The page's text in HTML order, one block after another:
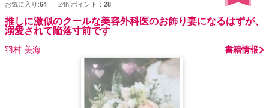
お気に入り:64 24h.ポイント： 28
推しに激似のクールな美容外科医のお飾り妻になるはずが、
溺愛されて陥落寸前です
羽村 美海 書籍情報